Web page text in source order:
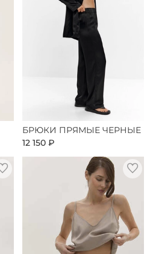
БРЮКИ ПРЯМЫЕ ЧЕРНЫЕ
12 150 ₽